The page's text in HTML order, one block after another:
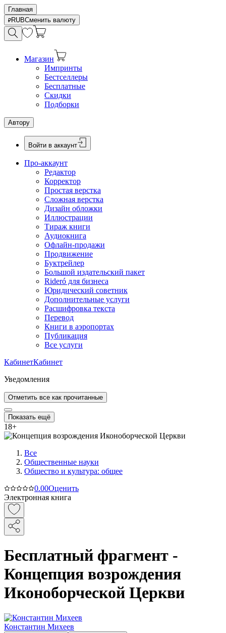
Главная
RUBСменить валюту
Магазин
Импринты
Бестселлеры
Бесплатные
Скидки
Подборки
Автору
Войти в аккаунт
Про-аккаунт
Редактор
Корректор
Простая верстка
Сложная верстка
Дизайн обложки
Иллюстрации
Тираж книги
Аудиокнига
Офлайн-продажи
Продвижение
Буктрейлер
Большой издательский пакет
Rideró для бизнеса
Юридический советник
Дополнительные услуги
Расшифровка текста
Перевод
Книги в аэропортах
Публикация
Все услуги
КабинетКабинет
Уведомления
Отметить все как прочитанные
Показать ещё
18+
Все
Общественные науки
Общество и культура: общее
0.00Оценить
Электронная книга
Бесплатный фрагмент -
Концепция возрождения
Иконоборческой Церкви
Константин Михеев